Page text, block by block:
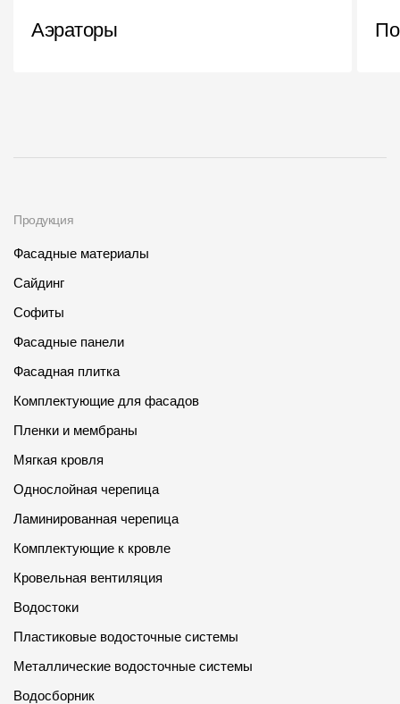
О компании
Отзывы
Самарская область
Где купить?
8 800 100 71 45site@docke.ru
125212, Россия, Москва, Головинское ш., д. 5, стр. 1
Аэраторы
Продукция
Фасадные материалы
Сайдинг
Софиты
Фасадные панели
Фасадная плитка
Комплектующие для фасадов
Пленки и мембраны
Мягкая кровля
Однослойная черепица
Ламинированная черепица
Комплектующие к кровле
Кровельная вентиляция
Водостоки
Пластиковые водосточные системы
Металлические водосточные системы
Водосборник